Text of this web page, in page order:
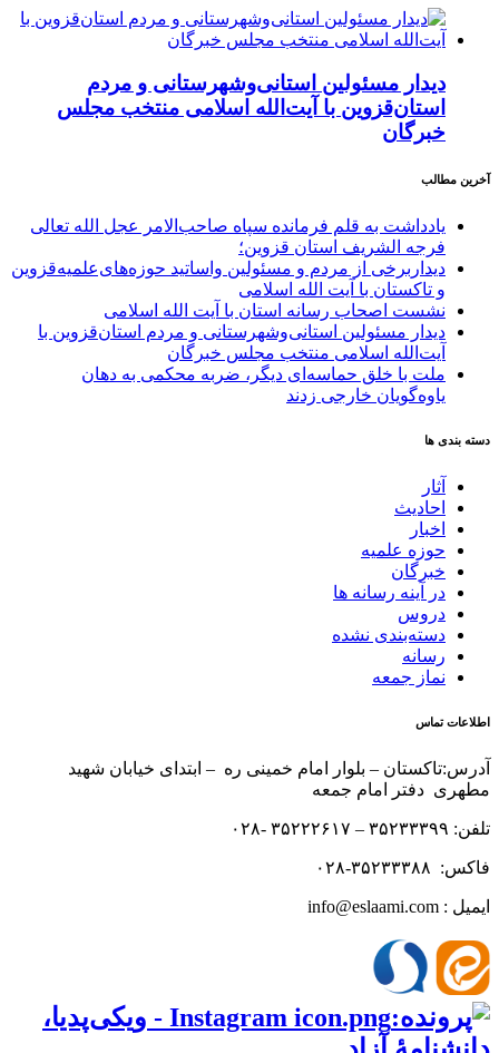
دیدار مسئولین استانی‌وشهرستانی و مردم‌
استان‌قزوین با آیت‌الله‌ اسلامی منتخب مجلس‌
خبرگان
آخرین مطالب
یادداشت به قلم فرمانده سپاه صاحب‌الامر عجل الله تعالی
فرجه الشریف استان قزوین؛
دیداربرخی از مردم و مسئولین واساتید حوزه‌های‌علمیه‌قزوین
و تاکستان با آیت الله اسلامی
نشست اصحاب رسانه استان با آیت الله اسلامی
دیدار مسئولین استانی‌وشهرستانی و مردم‌ استان‌قزوین با
آیت‌الله‌ اسلامی منتخب مجلس‌ خبرگان
ملت با خلق حماسه‌ای دیگر، ضربه محکمی به دهان
یاوه‌گویان خارجی زدند
دسته بندی ها
آثار
احادیث
اخبار
حوزه علمیه
خبرگان
در آینه رسانه ها
دروس
دسته‌بندی نشده
رسانه
نماز جمعه
اطلاعات تماس
آدرس:تاکستان – بلوار امام خمینی ره – ابتدای خیابان شهید
مطهری دفتر امام جمعه
تلفن: ۳۵۲۳۳۳۹۹ – ۳۵۲۲۲۶۱۷ -۰۲۸
فاکس: ۳۵۲۳۳۳۸۸-۰۲۸
ایمیل : info@eslaami.com